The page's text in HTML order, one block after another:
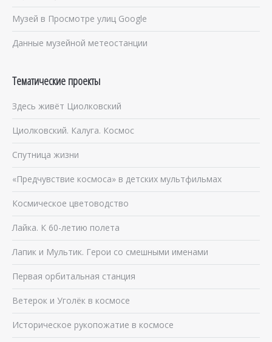
Музей в Просмотре улиц Google
Данные музейной метеостанции
Тематические проекты
Здесь живёт Циолковский
Циолковский. Калуга. Космос
Спутница жизни
«Предчувствие космоса» в детских мультфильмах
Космическое цветоводство
Лайка. К 60-летию полета
Лапик и Мультик. Герои со смешными именами
Первая орбитальная станция
Ветерок и Уголёк в космосе
Историческое рукопожатие в космосе